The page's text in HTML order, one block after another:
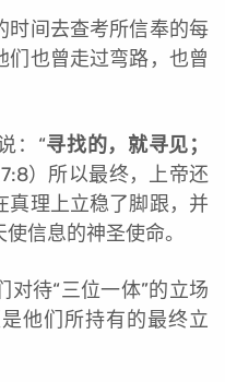
时间去查考所信奉的每
们也曾走过弯路，也曾
：“寻找的，就寻见；
）所以最终，上帝还
真理上立稳了脚跟，并
信息的神圣使命。
对待“三位一体”的立场
他们所持有的最终立